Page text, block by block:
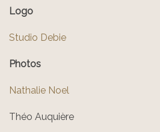
Logo
Studio Debie
Photos
Nathalie Noel
Théo Auquière